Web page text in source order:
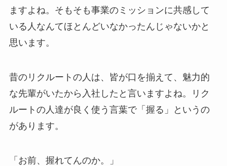
ますよね。そもそも事業のミッションに共感して
いる人なんてほとんどいなかったんじゃないかと
思います。
昔のリクルートの人は、皆が口を揃えて、魅力的
な先輩がいたから入社したと言いますよね。リク
ルートの人達が良く使う言葉で「握る」というの
があります。
「お前、握れてんのか。」